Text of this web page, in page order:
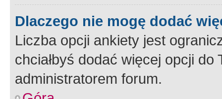
Dlaczego nie mogę dodać
Liczba opcji ankiety jest
chciałbyś dodać więcej opcji
administratorem forum.